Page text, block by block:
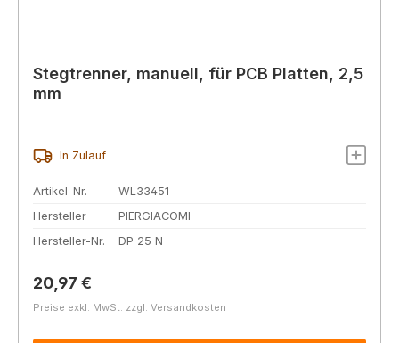
Stegtrenner, manuell, für PCB Platten, 2,5
mm
In Zulauf
Artikel-Nr.
WL33451
Hersteller
PIERGIACOMI
Hersteller-Nr.
DP 25 N
Regulärer Preis:
20,97 €
Preise exkl. MwSt. zzgl. Versandkosten